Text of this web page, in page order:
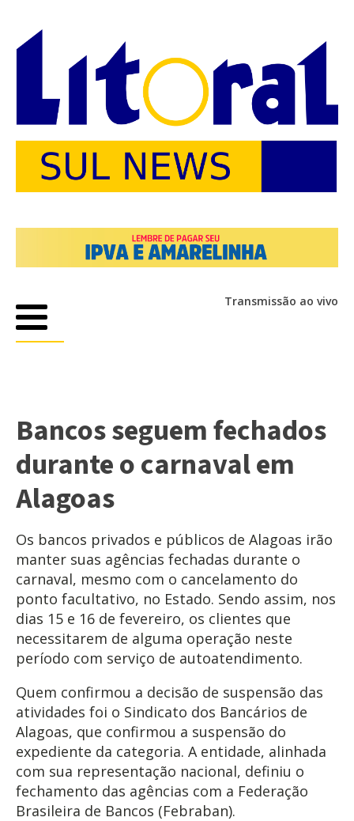
Transmissão ao vivo
Bancos seguem fechados
durante o carnaval em
Alagoas
Os bancos privados e públicos de Alagoas irão
manter suas agências fechadas durante o
carnaval, mesmo com o cancelamento do
ponto facultativo, no Estado. Sendo assim, nos
dias 15 e 16 de fevereiro, os clientes que
necessitarem de alguma operação neste
período com serviço de autoatendimento.
Quem confirmou a decisão de suspensão das
atividades foi o Sindicato dos Bancários de
Alagoas, que confirmou a suspensão do
expediente da categoria. A entidade, alinhada
com sua representação nacional, definiu o
fechamento das agências com a Federação
Brasileira de Bancos (Febraban).